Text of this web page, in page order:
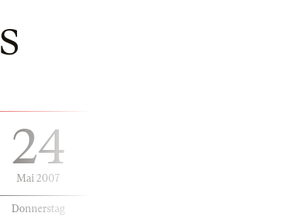
24
Mai 2007
Donnerstag